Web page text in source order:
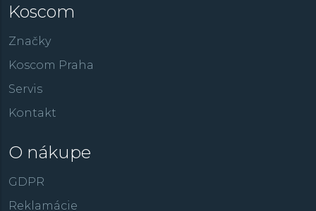
Koscom
Značky
Koscom Praha
Servis
Kontakt
O nákupe
GDPR
Reklamácie